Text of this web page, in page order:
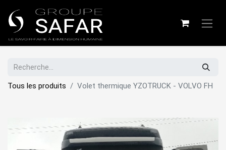
Tous les produits Volet thermique YZOTRUCK - VOLVO FH